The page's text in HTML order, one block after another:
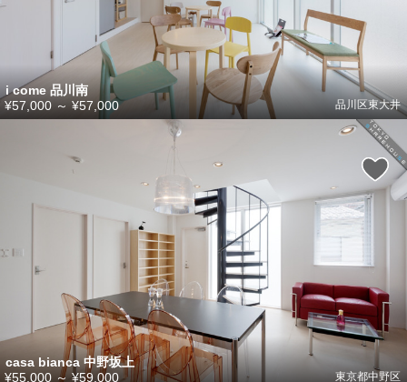
i come 品川南
品川区東大井
¥57,000 ～ ¥57,000
casa bianca 中野坂上
東京都中野区
¥55,000 ～¥59,000